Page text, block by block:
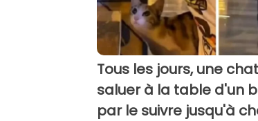
Tous les jours, une
saluer à la table d'un
par le suivre jusqu'à